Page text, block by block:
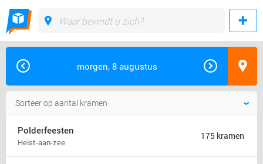
morgen, 8 augustus
Polderfeesten
Heist-aan-zee
175 kramen